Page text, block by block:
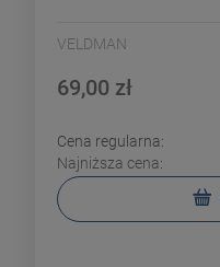
VELDMAN
69,00 zł
Cena regularna:
Najniższa cena: